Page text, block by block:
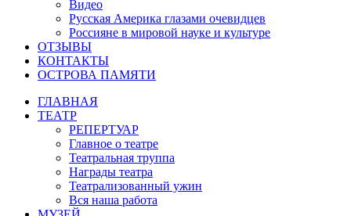
Видео
Русская Америка глазами очевидцев
Россияне в мировой науке и культуре
ОТЗЫВЫ
КОНТАКТЫ
ОСТРОВА ПАМЯТИ
ГЛАВНАЯ
ТЕАТР
РЕПЕРТУАР
Главное о театре
Театральная труппа
Награды театра
Театрализованный ужин
Вся наша работа